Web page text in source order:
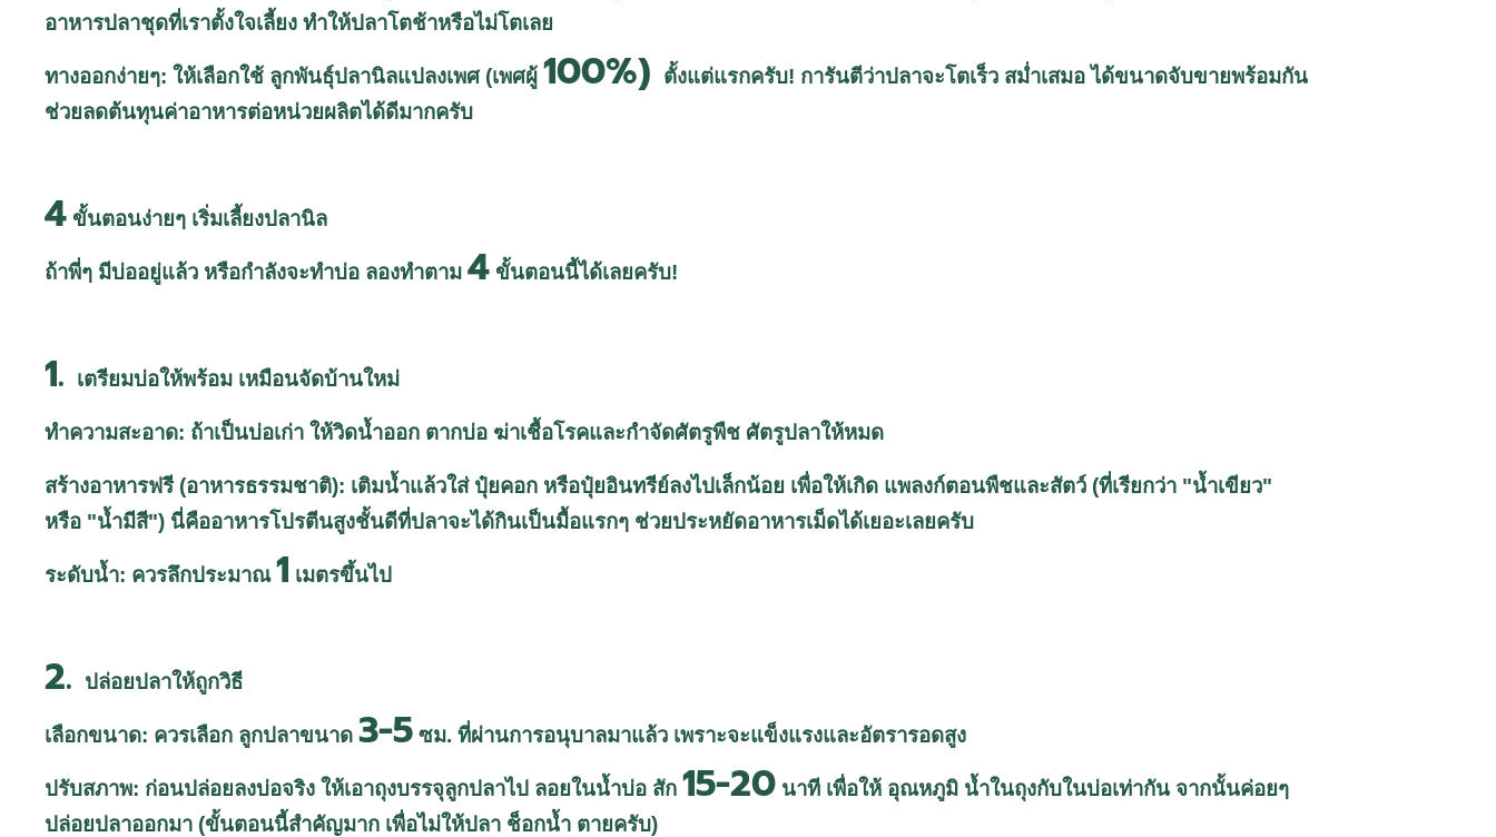
อาหารปลาชุดที่เราตั้งใจเลี้ยง ทำให้ปลาโตช้าหรือไม่โตเลย
ทางออกง่ายๆ: ให้เลือกใช้ ลูกพันธุ์ปลานิลแปลงเพศ (เพศผู้ 100%)
ตั้งแต่แรกครับ! การันตีว่าปลาจะโตเร็ว สม่ำเสมอ ได้ขนาดจับขายพร้อมกัน
ช่วยลดต้นทุนค่าอาหารต่อหน่วยผลิตได้ดีมากครับ
4 ขั้นตอนง่ายๆ เริ่มเลี้ยงปลานิล
ถ้าพี่ๆ มีบ่ออยู่แล้ว หรือกำลังจะทำบ่อ ลองทำตาม 4 ขั้นตอนนี้ได้เลยครับ!
1. เตรียมบ่อให้พร้อม เหมือนจัดบ้านใหม่
ทำความสะอาด: ถ้าเป็นบ่อเก่า ให้วิดน้ำออก ตากบ่อ ฆ่าเชื้อโรคและกำจัดศัตรูพืช ศัตรูปลาให้หมด
สร้างอาหารฟรี (อาหารธรรมชาติ): เติมน้ำแล้วใส่ ปุ๋ยคอก หรือปุ๋ยอินทรีย์ลงไปเล็กน้อย เพื่อให้เกิด แพลงก์ตอนพืชและสัตว์ (ที่เรียกว่า "น้ำเขียว"
หรือ "น้ำมีสี") นี่คืออาหารโปรตีนสูงชั้นดีที่ปลาจะได้กินเป็นมื้อแรกๆ ช่วยประหยัดอาหารเม็ดได้เยอะเลยครับ
ระดับน้ำ: ควรลึกประมาณ1 เมตรขึ้นไป
2. ปล่อยปลาให้ถูกวิธี
เลือกขนาด: ควรเลือก ลูกปลาขนาด 3-5 ซม. ที่ผ่านการอนุบาลมาแล้ว เพราะจะแข็งแรงและอัตรารอดสูง
ปรับสภาพ: ก่อนปล่อยลงบ่อจริง ให้เอาถุงบรรจุลูกปลาไป ลอยในน้ำบ่อ สัก 15-20 นาที เพื่อให้ อุณหภูมิ น้ำในถุงกับในบ่อเท่ากัน จากนั้นค่อยๆ
ปล่อยปลาออกมา (ขั้นตอนนี้สำคัญมาก เพื่อไม่ให้ปลา ช็อกน้ำ ตายครับ)